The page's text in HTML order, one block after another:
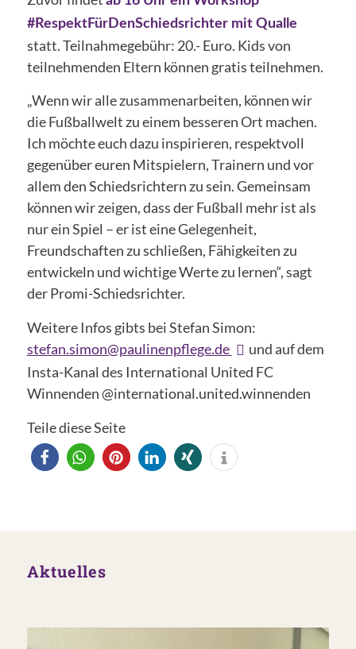
#RespektFürDenSchiedsrichter mit Qualle
statt. Teilnahmegebühr: 20.- Euro. Kids von
teilnehmenden Eltern können gratis teilnehmen.
„Wenn wir alle zusammenarbeiten, können wir
die Fußballwelt zu einem besseren Ort machen.
Ich möchte euch dazu inspirieren, respektvoll
gegenüber euren Mitspielern, Trainern und vor
allem den Schiedsrichtern zu sein. Gemeinsam
können wir zeigen, dass der Fußball mehr ist als
nur ein Spiel – er ist eine Gelegenheit,
Freundschaften zu schließen, Fähigkeiten zu
entwickeln und wichtige Werte zu lernen“, sagt
der Promi-Schiedsrichter.
Weitere Infos gibts bei Stefan Simon:
stefan.simon@paulinenpflege.de
und auf dem
Insta-Kanal des International United FC
Winnenden @international.united.winnenden
Teile diese Seite
Aktuelles